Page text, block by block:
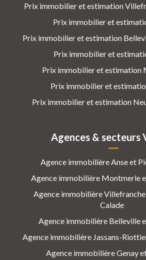
Prix immobilier et estimation
Prix immobilier et
Prix immobilier et estimation
Prix immobilier et
Prix immobilier et estimation
Prix immobilier et
Prix immobilier et estimation
Agences & secteurs
Agence immobilière Anse et
Agence immobilière Montmerle
Agence immobilière
Calade
Agence immobilière Belleville
Agence immobilière Jassans-
Agence immobilière Genay